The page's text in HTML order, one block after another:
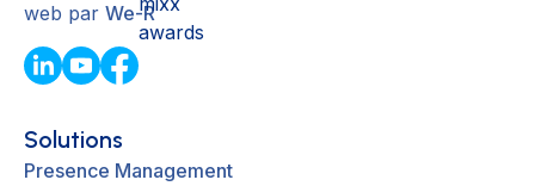
web par We-R
Solutions
Presence Management